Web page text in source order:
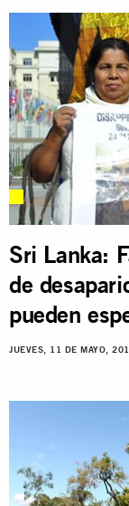
Sri Lanka:
de
pueden
JUEVES, 11 DE MAYO,